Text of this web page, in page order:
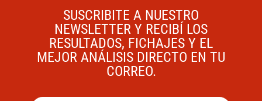
SUSCRIBITE A NUESTRO
NEWSLETTER Y RECIBÍ LOS
RESULTADOS, FICHAJES Y EL
MEJOR ANÁLISIS DIRECTO EN TU
CORREO.